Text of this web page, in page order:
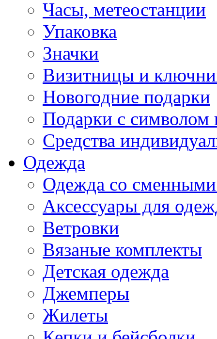
Часы, метеостанции
Упаковка
Значки
Визитницы и
Новогодние подарки
Подарки с символом
Средства
Одежда
Одежда со сменными
Аксессуары для
Ветровки
Вязаные комплекты
Детская одежда
Джемперы
Жилеты